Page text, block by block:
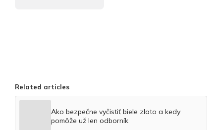
Related articles
Ako bezpečne vyčistiť biele zlato a kedy
pomôže už len odborník